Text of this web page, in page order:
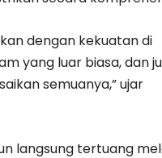
dengan kekuatan di
yang luar biasa, dan
semuanya,” ujar
langsung tertuang